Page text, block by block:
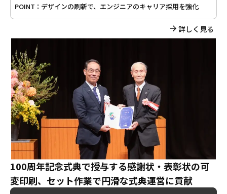
POINT： デザインの刷新で、エンジニアのキャリア採用を強化
詳しく見る
100周年記念式典で授与する感謝状・表彰状の可
変印刷、セット作業で円滑な式典運営に貢献